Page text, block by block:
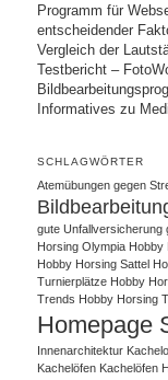
Programm für
entscheidender
Vergleich der
Testbericht –
Informatives zu
SCHLAGWÖRTER
Atemübungen gegen
gute Unfallversicherung
Horsing Olympia Hobby
Hobby Horsing Sattel
Turnierplätze Hobby
Trends Hobby Horsing
Homepage
Innenarchitektur
Kachelöfen Kachelöfen